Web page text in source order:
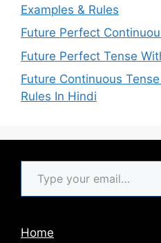
Examples & Rules
Future Perfect
Future Perfect Tense
Future Continuous
Rules In Hindi
Type your email…
Home